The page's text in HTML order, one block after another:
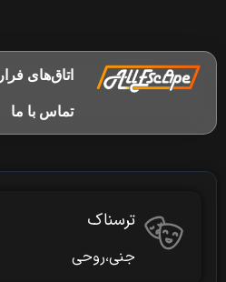
اتاق‌های فرار
تماس با ما
ترسناک
جنی،روحی